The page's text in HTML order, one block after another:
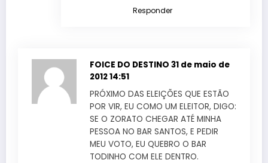
Responder
FOICE DO DESTINO 31 de maio de
2012 14:51
PRÓXIMO DAS ELEIÇÕES QUE ESTÃO
POR VIR, EU COMO UM ELEITOR, DIGO:
SE O ZORATO CHEGAR ATÉ MINHA
PESSOA NO BAR SANTOS, E PEDIR
MEU VOTO, EU QUEBRO O BAR
TODINHO COM ELE DENTRO.